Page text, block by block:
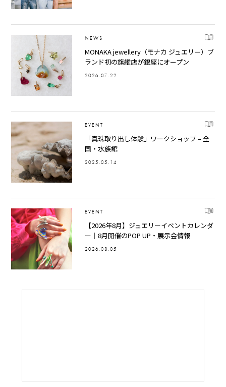
NEWS
MONAKA jewellery（モナカ ジュエリー）ブ
ランド初の旗艦店が銀座にオープン
2026.07.22
EVENT
「真珠取り出し体験」ワークショップ – 全
国・水族館
2025.05.14
EVENT
【2026年8月】ジュエリーイベントカレンダ
ー｜8月開催のPOP UP・展示会情報
2026.08.05